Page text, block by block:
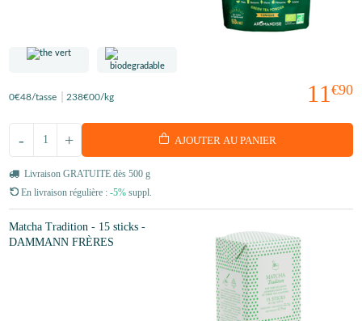
11 €90
0€48/tasse 238€00/kg
+
- AJOUTER AU PANIER
Livraison GRATUITE dès 500 g
En livraison régulière : -5% suppl.
Matcha Tradition - 15 sticks -
DAMMANN FRÈRES